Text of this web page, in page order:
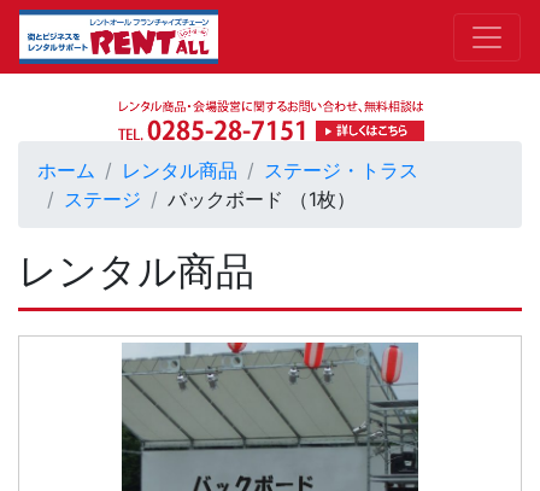
ホーム レンタル商品
ステージ・トラス
ステージ
バックボード （1枚）
レンタル商品